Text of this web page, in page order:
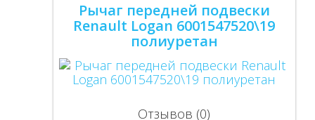
Рычаг передней подвески
Renault Logan 6001547520\19
полиуретан
Отзывов (0)